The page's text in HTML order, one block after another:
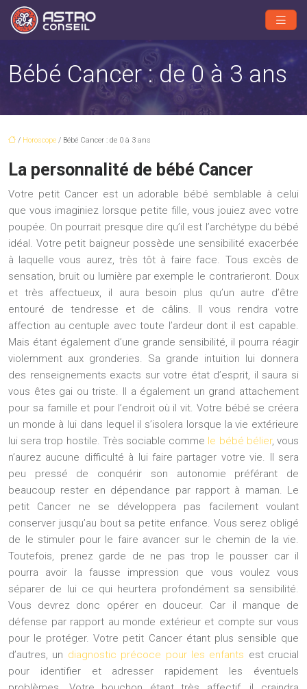
Bébé Cancer : de 0 à 3 ans
/ Horoscope / Bébé Cancer : de 0 à 3 ans
La personnalité de bébé Cancer
Votre petit Cancer est un adorable bébé semblable à celui
que vous imaginiez lorsque petite fille, vous jouiez avec votre
poupée. On pourrait presque dire qu’il est l’archétype du bébé
idéal. Votre petit baigneur possède une sensibilité exacerbée
à laquelle vous aurez, très tôt à faire face. Tous excès de
sensation, bruit ou lumière par exemple le contrarieront. Doux
et très affectueux, il aura besoin plus qu’un autre d’être
entouré de tendresse et de câlins. Il vous rendra votre
affection au centuple avec toute l’ardeur dont il est capable.
Mais étant également d’une grande sensibilité, il pourra réagir
violemment aux gronderies. Sa grande intuition lui donnera
des renseignements exacts sur votre état d’esprit, il saura si
vous êtes gai ou triste. Il a également un grand attachement
pour sa famille et pour l’endroit où il vit. Votre bébé se créera
un monde à lui dans lequel il s’isolera lorsque la vie extérieure
lui sera trop hostile. Très sociable comme le bébé bélier, vous
n’aurez aucune difficulté à lui faire partager votre vie. Il sera
peu pressé de conquérir son autonomie préférant de
beaucoup rester en dépendance par rapport à maman. Le
petit Cancer ne se développera pas facilement voulant
conserver jusqu’au bout sa petite enfance. Vous serez obligé
de le stimuler pour le faire avancer sur le chemin de la vie.
Toutefois, prenez garde de ne pas trop le pousser car il
pourra avoir la fausse impression que vous voulez vous
séparer de lui ce qui heurtera profondément sa sensibilité.
Vous devrez donc opérer en douceur. Car il manque de
défense par rapport au monde extérieur et compte sur vous
pour le protéger. Votre petit Cancer étant plus sensible que
d’autres, un diagnostic précoce pour les enfants est crucial
pour identifier et adresser rapidement les éventuels